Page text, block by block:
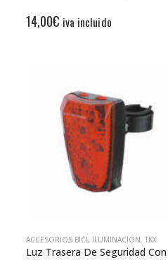
14,00€ iva incluido
ACCESORIOS BICI, ILUMINACIÓN, TKX